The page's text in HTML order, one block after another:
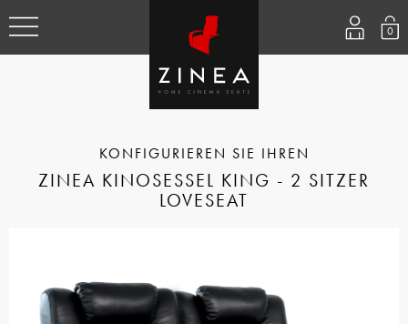
ZINEA KINOSESSEL KING - 2 SITZER
LOVESEAT
0